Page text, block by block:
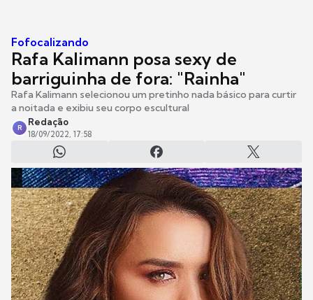
Fofocalizando
Rafa Kalimann posa sexy de
barriguinha de fora: "Rainha"
Rafa Kalimann selecionou um pretinho nada básico para curtir
a noitada e exibiu seu corpo escultural
R
Redação
18/09/2022, 17:58